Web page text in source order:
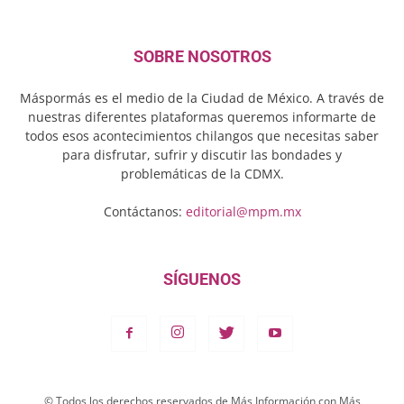
SOBRE NOSOTROS
Máspormás es el medio de la Ciudad de México. A través de
nuestras diferentes plataformas queremos informarte de
todos esos acontecimientos chilangos que necesitas saber
para disfrutar, sufrir y discutir las bondades y
problemáticas de la CDMX.
Contáctanos: editorial@mpm.mx
SÍGUENOS
© Todos los derechos reservados de Más Información con Más